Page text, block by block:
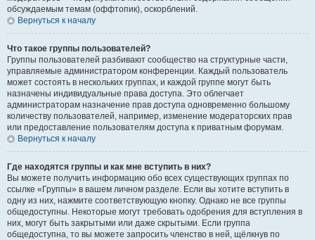
обсуждаемым темам (оффтопик), оскорблений.
Вернуться к началу
Что такое группы пользователей?
Группы пользователей разбивают сообщество на структурные части,
управляемые администратором конференции. Каждый пользователь
может состоять в нескольких группах, и каждой группе могут быть
назначены индивидуальные права доступа. Это облегчает
администраторам назначение прав доступа одновременно большому
количеству пользователей, например, изменение модераторских прав
или предоставление пользователям доступа к приватным форумам.
Вернуться к началу
Где находятся группы и как мне вступить в них?
Вы можете получить информацию обо всех существующих группах по
ссылке «Группы» в вашем личном разделе. Если вы хотите вступить в
одну из них, нажмите соответствующую кнопку. Однако не все группы
общедоступны. Некоторые могут требовать одобрения для вступления в
них, могут быть закрытыми или даже скрытыми. Если группа
общедоступна, то вы можете запросить членство в ней, щёлкнув по